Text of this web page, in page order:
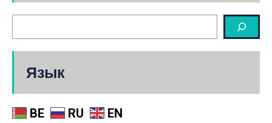
Язык
BE RU EN